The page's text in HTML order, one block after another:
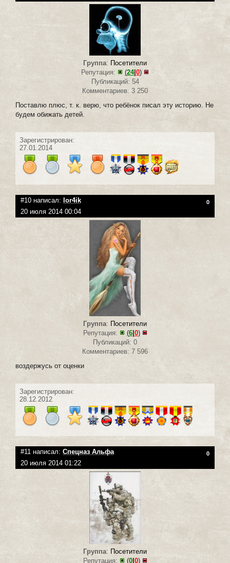
Группа: Посетители
Репутация:
(24|0)
Публикаций: 54
Комментариев: 3 250
Поставлю плюс, т. к. верю, что ребёнок писал эту историю. Не
будем обижать детей.
Зарегистрирован:
27.01.2014
#10 написал: lor4ik 0
20 июля 2014 00:04
Группа: Посетители
Репутация:
(6|0)
Публикаций: 0
Комментариев: 7 596
воздержусь от оценки
Зарегистрирован:
28.12.2012
#11 написал: Спецназ Альфа 0
20 июля 2014 01:22
Группа: Посетители
Репутация:
(0| 0)